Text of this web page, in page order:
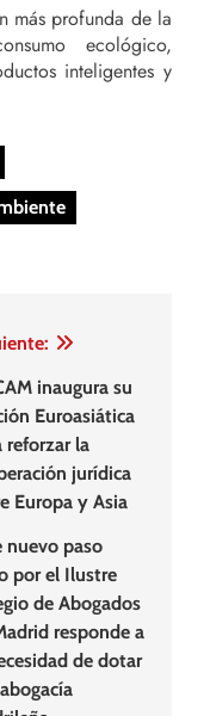
más profunda de la
ecológico,
inteligentes y
inaugura su
Euroasiática
reforzar la
jurídica
Europa y Asia
nuevo paso
por el Ilustre
de Abogados
responde a
de dotar